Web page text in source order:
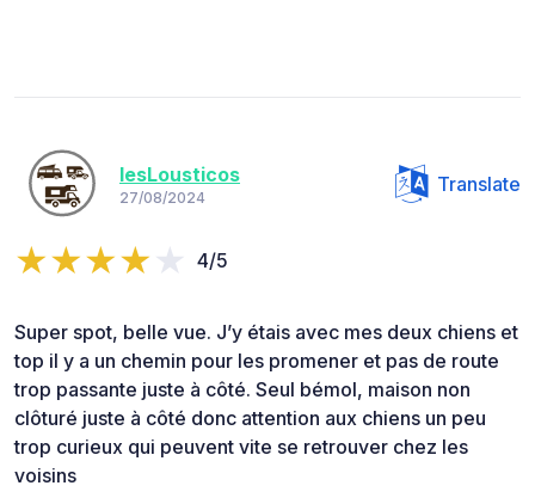
lesLousticos
27/08/2024
Translate
4/5
Super spot, belle vue. J’y étais avec mes deux chiens et
top il y a un chemin pour les promener et pas de route
trop passante juste à côté. Seul bémol, maison non
clôturé juste à côté donc attention aux chiens un peu
trop curieux qui peuvent vite se retrouver chez les
voisins